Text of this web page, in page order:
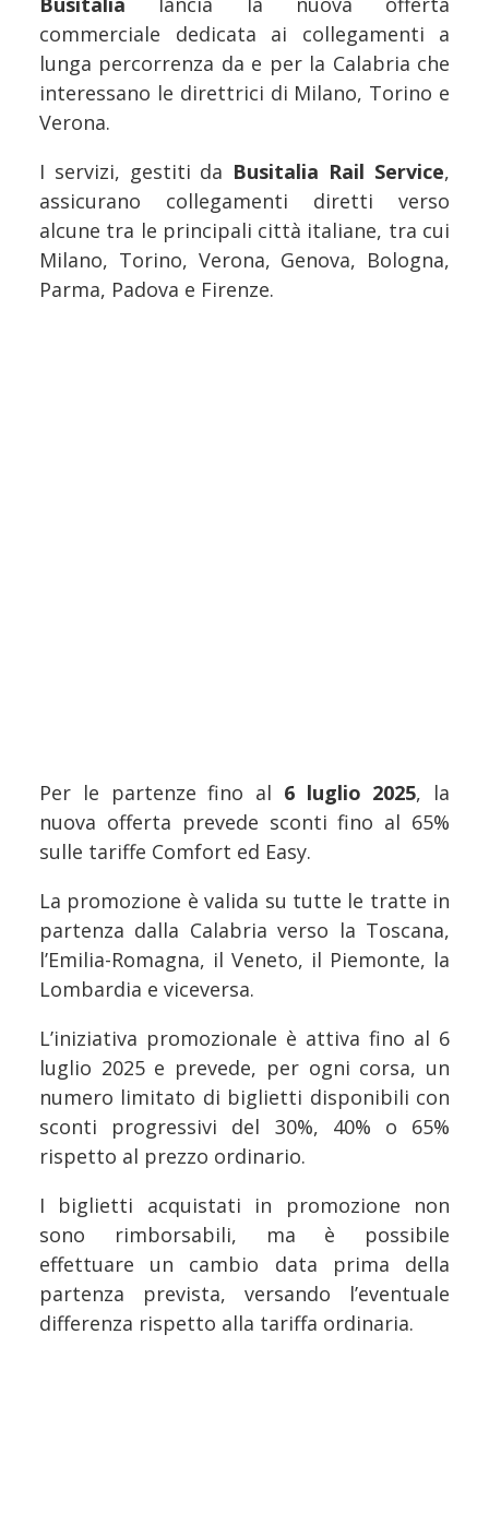
commerciale dedicata ai collegamenti a
lunga percorrenza da e per la Calabria che
interessano le direttrici di Milano, Torino e
Verona.
I servizi, gestiti da Busitalia Rail Service,
assicurano collegamenti diretti verso
alcune tra le principali città italiane, tra cui
Milano, Torino, Verona, Genova, Bologna,
Parma, Padova e Firenze.
Per le partenze fino al 6 luglio 2025, la
nuova offerta prevede sconti fino al 65%
sulle tariffe Comfort ed Easy.
La promozione è valida su tutte le tratte in
partenza dalla Calabria verso la Toscana,
l’Emilia-Romagna, il Veneto, il Piemonte, la
Lombardia e viceversa.
L’iniziativa promozionale è attiva fino al 6
luglio 2025 e prevede, per ogni corsa, un
numero limitato di biglietti disponibili con
sconti progressivi del 30%, 40% o 65%
rispetto al prezzo ordinario.
I biglietti acquistati in promozione non
sono rimborsabili, ma è possibile
effettuare un cambio data prima della
partenza prevista, versando l’eventuale
differenza rispetto alla tariffa ordinaria.